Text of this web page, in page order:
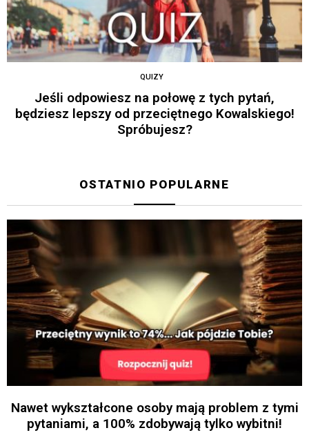
QUIZY
Jeśli odpowiesz na połowę z tych pytań,
będziesz lepszy od przeciętnego Kowalskiego!
Spróbujesz?
OSTATNIO POPULARNE
Nawet wykształcone osoby mają problem z tymi
pytaniami, a 100% zdobywają tylko wybitni!